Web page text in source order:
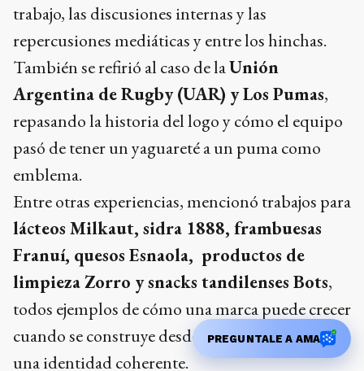
trabajo, las discusiones internas y las
repercusiones mediáticas y entre los hinchas.
También se refirió al caso de laUnión
Argentina de Rugby (UAR) y Los Pumas,
repasando la historia del logo y cómo el equipo
pasó de tener un yaguareté a un puma como
emblema.
Entre otras experiencias, mencionó trabajos para
lácteos Milkaut, sidra 1888, frambuesas
Franuí, quesos Esnaola, productos de
limpieza Zorro y snacks tandilenses Bots,
todos ejemplos de cómo una marca puede crecer
cuando se construye desde un propósito claro y
una identidad coherente.
PREGUNTALE A AMA